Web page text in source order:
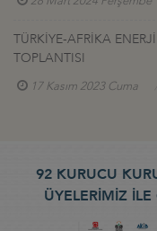
TÜRKİYE-AFRİKA
TOPLANTISI
17 Kasım 2023 Cuma
92 KURUCU
ÜYELERİMİZ